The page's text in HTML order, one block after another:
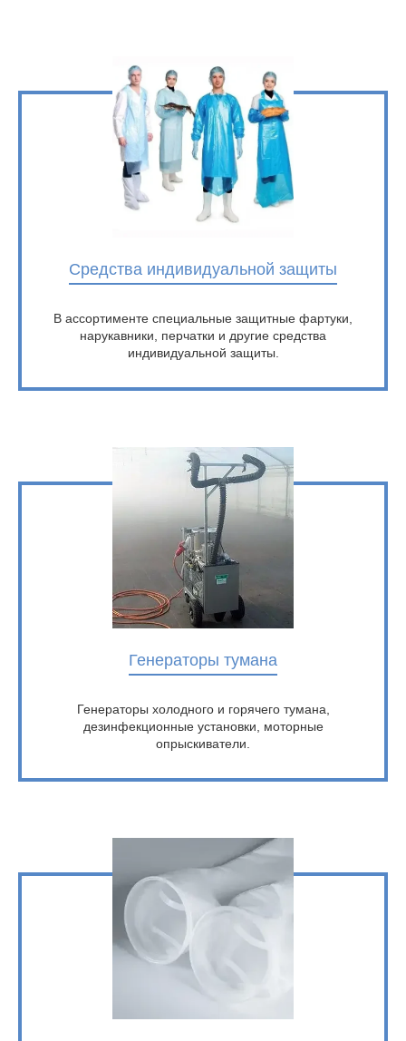
Средства индивидуальной защиты
В ассортименте специальные защитные фартуки,
нарукавники, перчатки и другие средства
индивидуальной защиты.
Генераторы тумана
Генераторы холодного и горячего тумана,
дезинфекционные установки, моторные
опрыскиватели.